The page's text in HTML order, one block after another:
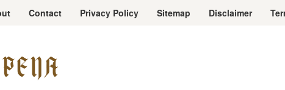
Contact Privacy Policy Sitemap Disclaimer